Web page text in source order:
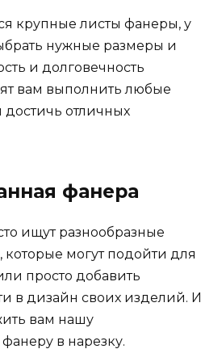
крупные листы фанеры, у
нужные размеры и
и долговечность
вам выполнить любые
отличных
фанера
ищут разнообразные
могут подойти для
просто добавить
в дизайн своих изделий. И
вам нашу
в нарезку.